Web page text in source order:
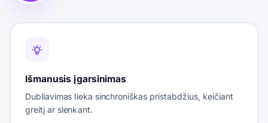
Išmanusis įgarsinimas
Dubliavimas lieka sinchroniškas pristabdžius, keičiant
greitį ar slenkant.